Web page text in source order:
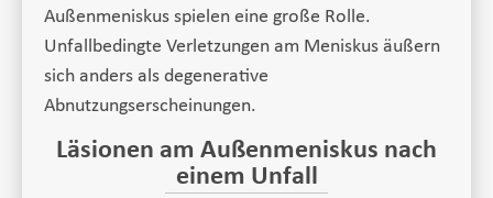
Außenmeniskus spielen eine große Rolle.
Unfallbedingte Verletzungen am Meniskus äußern
sich anders als degenerative
Abnutzungserscheinungen.
Läsionen am Außenmeniskus nach
einem Unfall